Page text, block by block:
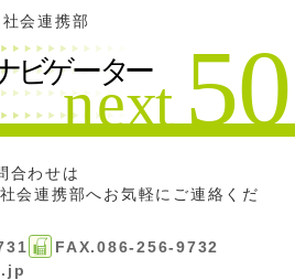
会連携部
合わせは
会連携部へお気軽にご連絡くだ
FAX.086-256-9732